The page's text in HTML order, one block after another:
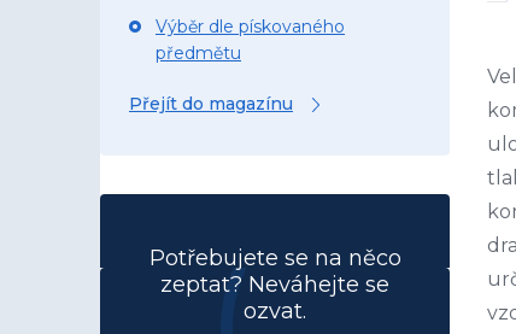
Výběr dle pískovaného
předmětu
Přejít do magazínu
Potřebujete se na něco
zeptat? Neváhejte se
ozvat.